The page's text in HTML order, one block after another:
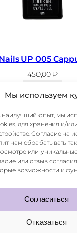
Мы используем
опыт, мы
для хранения и/
Согласие на
нам обрабатывать
или
или отзыв
возможности и
Согласиться
Отказаться
UP 005
450,00₽